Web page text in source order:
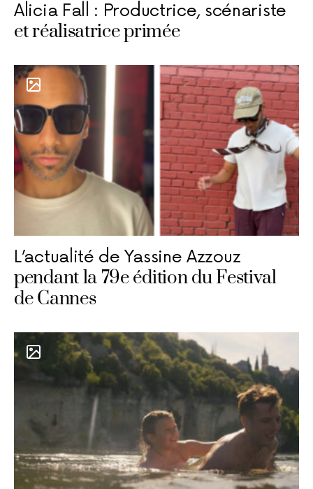
Alicia Fall : Productrice, scénariste
et réalisatrice primée
L’actualité de Yassine Azzouz
pendant la 79e édition du Festival
de Cannes